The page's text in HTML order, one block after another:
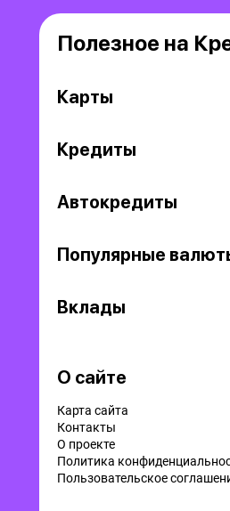
Полезное на
Карты
Кредиты
Автокредиты
Популярные
Вклады
О сайте
Карта сайта
Контакты
О проекте
Политика
Пользовательское